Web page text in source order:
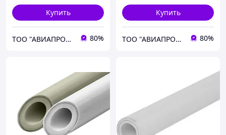
Купить
ТОО "АВИАПРОМСТАЛЬ" 80%
Купить
ТОО "АВИАПРОМСТАЛЬ" 80%